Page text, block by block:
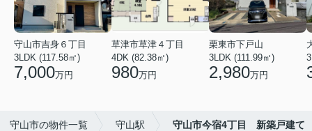
守山市吉身６丁目
3LDK (117.58㎡)
7,000万円
草津市草津４丁目
4DK (82.38㎡)
980万円
栗東市下戸山
3LDK (111.99㎡)
2,980万円
守山市の物件一覧 守山駅 守山市今宿4丁目 新築戸建て